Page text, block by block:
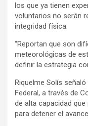
los que ya tienen
voluntarios no serán
integridad física.
“Reportan que son
meteorológicas de
definir la estrategia
Riquelme Solís
Federal, a través de
de alta capacidad
para detener el